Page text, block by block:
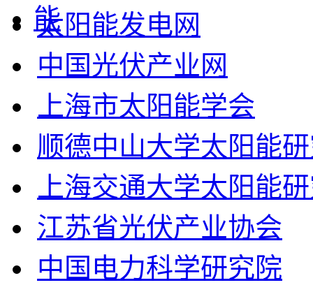
太阳能发电网
中国光伏产业网
上海市太阳能学会
顺德中山大学太阳能
上海交通大学太阳能
江苏省光伏产业协会
中国电力科学研究院